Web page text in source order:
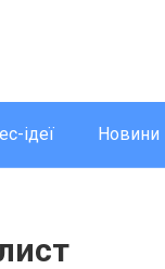
ідеї Новини